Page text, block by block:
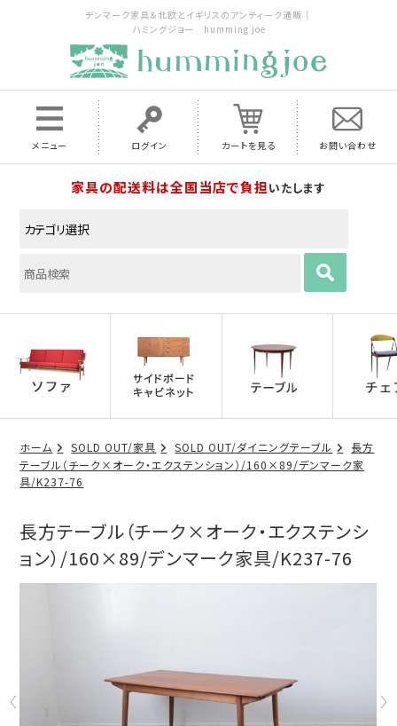
デンマーク家具＆北欧とイギリスのアンティーク通販｜
ハミングジョー humming joe
メニュー ログイン カートを見る お問い合わせ
家具の配送料は全国当店で負担いたします
ホーム SOLD OUT/家具 SOLD OUT/ダイニングテーブル
長方
テーブル（チーク×オーク・エクステンション）/160×89/デンマーク家
具/K237-76
長方テーブル（チーク×オーク・エクステンシ
ョン）/160×89/デンマーク家具/K237-76